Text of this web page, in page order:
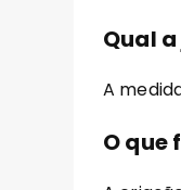
Qual
A
O que